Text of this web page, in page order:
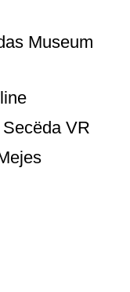
Museum
VR